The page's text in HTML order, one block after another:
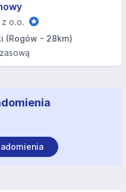
o.o.
(Rogów - 28km)